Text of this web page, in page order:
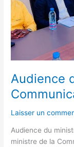
Audience
Laisser un
Audience du
ministre de la
Communication
avec
l’ASSEP